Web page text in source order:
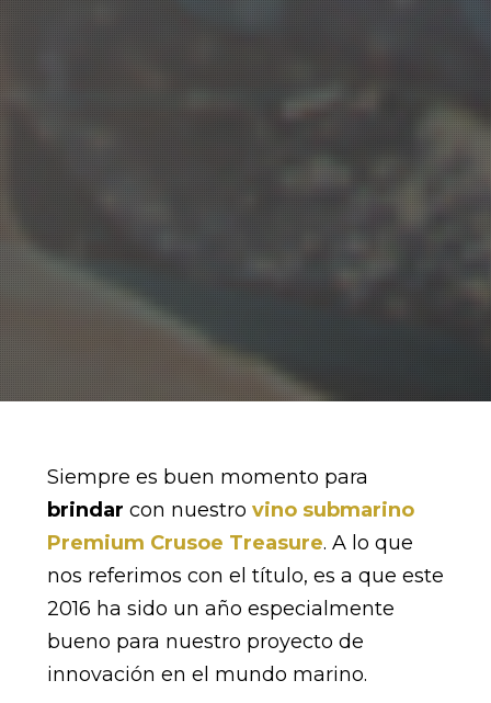
Siempre es buen momento para
brindar con nuestro vino submarino
Premium Crusoe Treasure. A lo que
nos referimos con el título, es a que este
2016 ha sido un año especialmente
bueno para nuestro proyecto de
innovación en el mundo marino.